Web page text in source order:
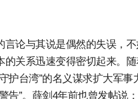
言论与其说是偶然的失误，
的关系迅速变得密切起来。
护台湾”的名义谋求扩大军
告”。薛剑4年前也曾发帖说